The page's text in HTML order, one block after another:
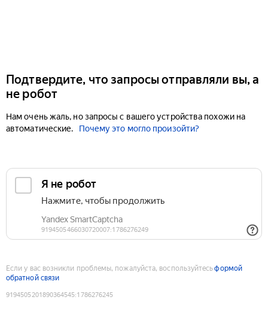
Подтвердите, что запросы отправляли вы, а
не робот
Нам очень жаль, но запросы с вашего устройства похожи на
автоматические.
Почему это могло произойти?
Если у вас возникли проблемы, пожалуйста, воспользуйтесьформой
обратной связи
9194505201890364545:1786276245